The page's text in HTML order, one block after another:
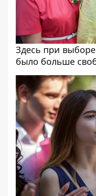
Здесь при
было больше